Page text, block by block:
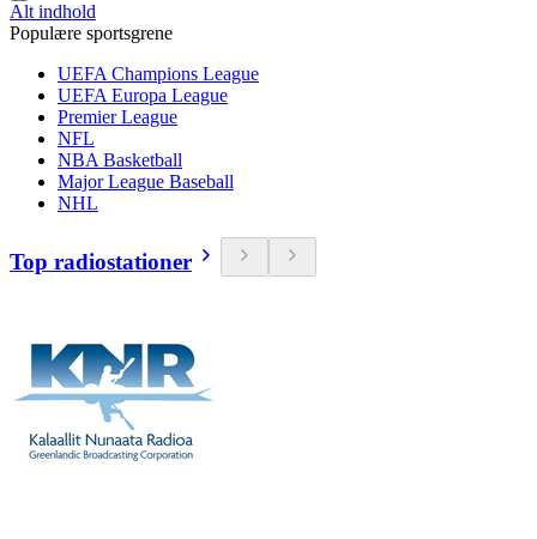
Alt indhold
Populære sportsgrene
UEFA Champions League
UEFA Europa League
Premier League
NFL
NBA Basketball
Major League Baseball
NHL
Top radiostationer